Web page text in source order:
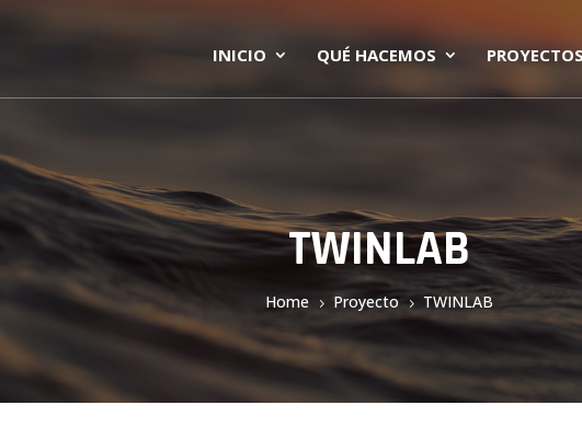
INICIO QUÉ HACEMOS
TWINLAB
Home 5 Proyecto 5 TWINLAB